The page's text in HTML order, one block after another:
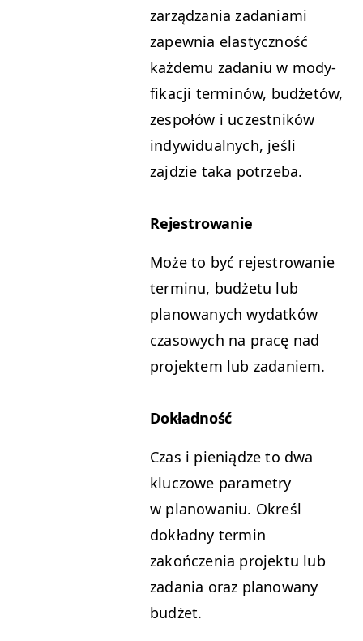
zarządza­nia zada­ni­a­mi
zapew­nia elasty­czność
każde­mu zada­niu w mody­
fikacji ter­minów, budżetów,
zespołów i uczest­ników
indy­wid­u­al­nych, jeśli
zajdzie taka potrzeba.
Reje­strowanie
Może to być reje­strowanie
ter­minu, budże­tu lub
planowanych wydatków
cza­sowych na pracę nad
pro­jek­tem lub zadaniem.
Dokład­ność
Czas i pieniądze to dwa
kluc­zowe para­me­try
w planowa­niu. Określ
dokład­ny ter­min
zakończenia pro­jek­tu lub
zada­nia oraz planowany
budżet.